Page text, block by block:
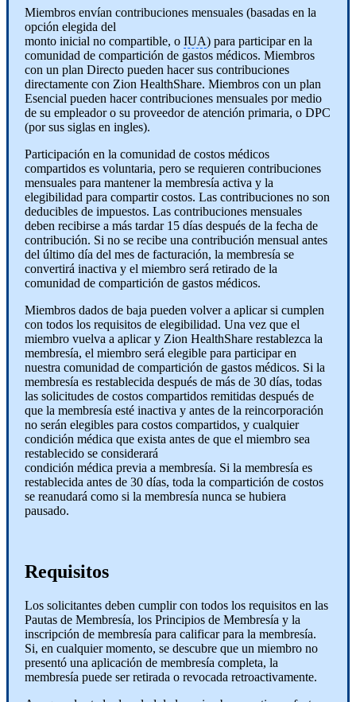
Miembros envían contribuciones mensuales (basadas en la
opción elegida del
monto inicial no compartible, o IUA) para participar en la
comunidad de compartición de gastos médicos. Miembros
con un plan Directo pueden hacer sus contribuciones
directamente con Zion HealthShare. Miembros con un plan
Esencial pueden hacer contribuciones mensuales por medio
de su empleador o su proveedor de atención primaria, o DPC
(por sus siglas en ingles).
Participación en la comunidad de costos médicos
compartidos es voluntaria, pero se requieren contribuciones
mensuales para mantener la membresía activa y la
elegibilidad para compartir costos. Las contribuciones no son
deducibles de impuestos. Las contribuciones mensuales
deben recibirse a más tardar 15 días después de la fecha de
contribución. Si no se recibe una contribución mensual antes
del último día del mes de facturación, la membresía se
convertirá inactiva y el miembro será retirado de la
comunidad de compartición de gastos médicos.
Miembros dados de baja pueden volver a aplicar si cumplen
con todos los requisitos de elegibilidad. Una vez que el
miembro vuelva a aplicar y Zion HealthShare restablezca la
membresía, el miembro será elegible para participar en
nuestra comunidad de compartición de gastos médicos. Si la
membresía es restablecida después de más de 30 días, todas
las solicitudes de costos compartidos remitidas después de
que la membresía esté inactiva y antes de la reincorporación
no serán elegibles para costos compartidos, y cualquier
condición médica que exista antes de que el miembro sea
restablecido se considerará
condición médica previa a membresía. Si la membresía es
restablecida antes de 30 días, toda la compartición de costos
se reanudará como si la membresía nunca se hubiera
pausado.
Requisitos
Los solicitantes deben cumplir con todos los requisitos en las
Pautas de Membresía, los Principios de Membresía y la
inscripción de membresía para calificar para la membresía.
Si, en cualquier momento, se descubre que un miembro no
presentó una aplicación de membresía completa, la
membresía puede ser retirada o revocada retroactivamente.